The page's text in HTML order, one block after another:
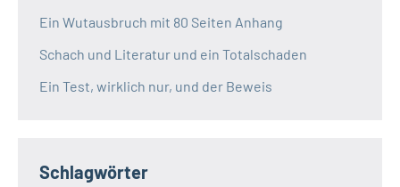
Ein Wutausbruch mit 80 Seiten Anhang
Schach und Literatur und ein Totalschaden
Ein Test, wirklich nur, und der Beweis
Schlagwörter